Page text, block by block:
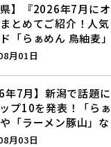
県】『2026年7月に
とめてご紹介！人
「らぁめん 鳥紬麦
の空」など盛りだく
月01日
年7月】新潟で話題
プ10を発表！「ら
「ラーメン豚山」
をランキングでご紹
月03日